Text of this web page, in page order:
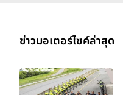
ข่าวมอเตอร์ไซค์ล่าสุด